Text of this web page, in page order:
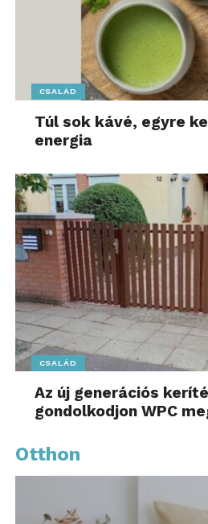
CSALÁD
Túl sok kávé, egyre
energia
CSALÁD
Az új generációs
gondolkodjon WPC
Otthon